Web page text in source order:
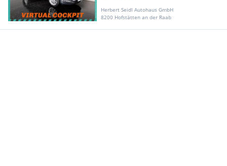
Herbert Seidl Autohaus GmbH
8200 Hofstätten an der Raab